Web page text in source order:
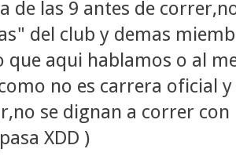
de las 9 antes de
del club y demas
que aqui hablamos o al
no es carrera oficial
se dignan a correr
XDD )